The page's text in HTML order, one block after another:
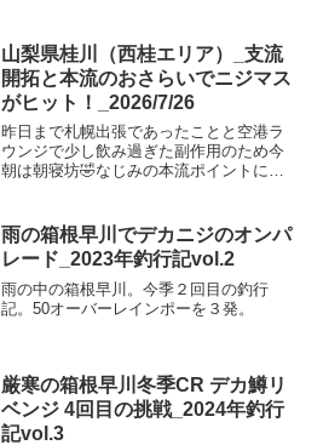
人が刺さっていた。太閤橋の下のプール
には橋から覗き込む釣り人も多く、毎年
とんでもないサイズのニジマスが放流さ
れる。また、上流からも落ちてくる魚も
多いためシーズン通して多くのニジマス
を拝むことができる。前回、そこそこの
数は上げていたので、今日のターゲット
は太閤橋のデカニジと決めていた。
山梨県桂川（西桂エリア）_支流
開拓と本流のおさらいでニジマス
がヒット！_2026/7/26
昨日まで札幌出張であったことと空港ラ
ウンジで少し飲み過ぎた副作用のため今
朝は朝寝坊🤣なじみの本流ポイントに入
のポイントの現地確認。まずは下流域に
反応伺いのキャスト。数投目に小さいも
のの元気な鰭ピンニジマスがヒット！
雨の箱根早川でデカニジのオンパ
レード_2023年釣行記vol.2
雨の中の箱根早川。今季２回目の釣行
記。50オーバーレインポーを３発。
厳寒の箱根早川冬季CR デカ鱒リ
ベンジ 4回目の挑戦_2024年釣行
記vol.3